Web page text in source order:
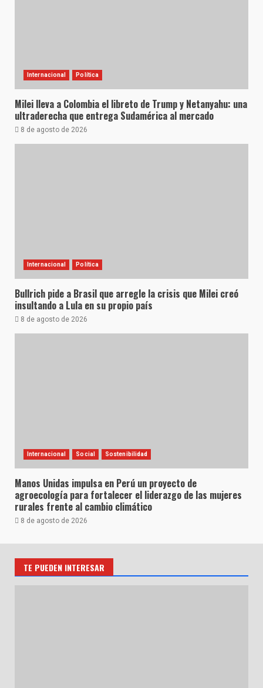
Internacional Política
Milei lleva a Colombia el libreto de Trump y Netanyahu: una
ultraderecha que entrega Sudamérica al mercado
8 de agosto de 2026
Internacional Política
Bullrich pide a Brasil que arregle la crisis que Milei creó
insultando a Lula en su propio país
8 de agosto de 2026
Internacional Social Sostenibilidad
Manos Unidas impulsa en Perú un proyecto de
agroecología para fortalecer el liderazgo de las mujeres
rurales frente al cambio climático
8 de agosto de 2026
TE PUEDEN INTERESAR